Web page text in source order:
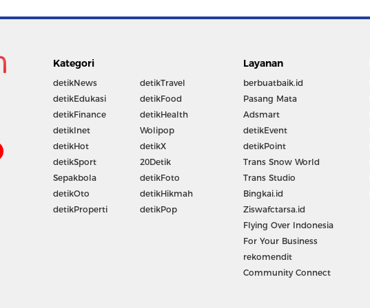
Kategori
detikNews
detikEdukasi
detikFinance
detikInet
detikHot
detikSport
Sepakbola
detikOto
detikProperti
detikTravel
detikFood
detikHealth
Wolipop
detikX
20Detik
detikFoto
detikHikmah
detikPop
Layanan
berbuatbaik.id
Pasang Mata
Adsmart
detikEvent
detikPoint
Trans Snow World
Trans Studio
Bingkai.id
Ziswafctarsa.id
Flying Over Indonesia
For Your Business
rekomendit
Community Connect